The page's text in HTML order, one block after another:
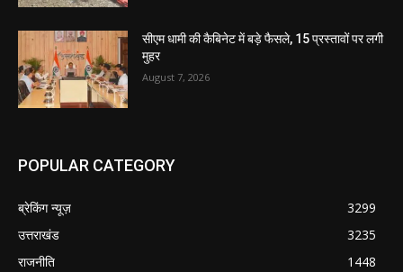
सीएम धामी की कैबिनेट में बड़े फैसले, 15 प्रस्तावों पर लगी
मुहर
August 7, 2026
POPULAR CATEGORY
ब्रेकिंग न्यूज़
3299
उत्तराखंड
3235
राजनीति
1448